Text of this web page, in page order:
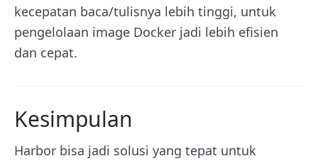
kecepatan baca/tulisnya lebih tinggi, untuk
pengelolaan image Docker jadi lebih efisien
dan cepat.
Kesimpulan
Harbor bisa jadi solusi yang tepat untuk